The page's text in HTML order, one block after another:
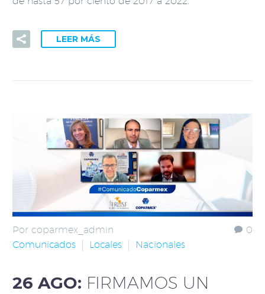
LEER MÁS
0
Por coparmex_admin
Comunicados
Locales Nacionales
26 AGO: FIRMAMOS UN